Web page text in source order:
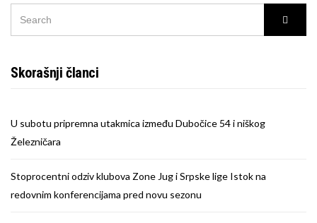
Skorašnji članci
U subotu pripremna utakmica između Dubočice 54 i niškog
Železničara
Stoprocentni odziv klubova Zone Jug i Srpske lige Istok na
redovnim konferencijama pred novu sezonu